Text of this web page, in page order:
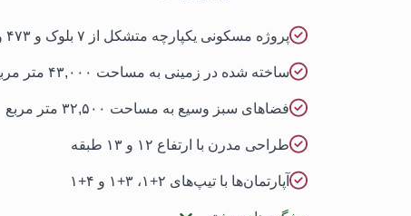
پروژه مسکونی یکپارچه متشکل از ۷ بلوک و ۴۷۳ واحد آپارتمانی
ساخته شده در زمینی به مساحت ۴۳,۰۰۰ متر مربع
فضاهای سبز وسیع به مساحت ۳۲,۵۰۰ متر مربع
طراحی مدرن با ارتفاع ۱۲ و ۱۳ طبقه
آپارتمان‌ها با تیپ‌های ۲+۱، ۳+۱ و ۴+۱